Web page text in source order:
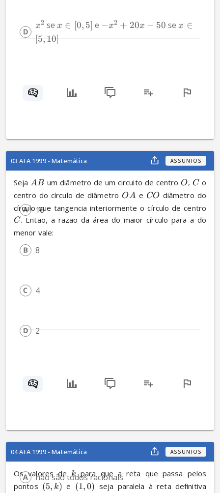
x2 se x ∈ [0, 5] e −x2 + 20x − 50 se x ∈
[5,10]
03 AFA 1999 - Matemática ASSUNTOS
Seja AB um diâmetro de um circuito de centro O, C o
centro do círculo de diâmetro OA e CO diâmetro do
círculo que tangencia interiormente o círculo de centro
C. Então, a razão da área do maior círculo para a do
menor vale:
16
8
4
2
04 AFA 1999 - Matemática ASSUNTOS
Os valores de k para que a reta que passa pelos
pontos (5, k) e (1, 0) seja paralela à reta definitiva
não são todos racionais